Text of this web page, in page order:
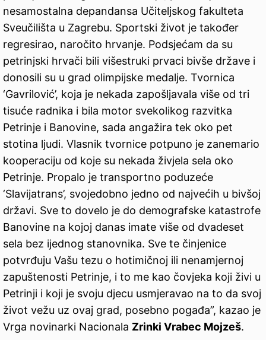
nesamostalna depandansa Učiteljskog fakulteta
Sveučilišta u Zagrebu. Sportski život je također
regresirao, naročito hrvanje. Podsjećam da su
petrinjski hrvači bili višestruki prvaci bivše države i
donosili su u grad olimpijske medalje. Tvornica
‘Gavrilović’, koja je nekada zapošljavala više od tri
tisuće radnika i bila motor svekolikog razvitka
Petrinje i Banovine, sada angažira tek oko pet
stotina ljudi. Vlasnik tvornice potpuno je zanemario
kooperaciju od koje su nekada živjela sela oko
Petrinje. Propalo je transportno poduzeće
‘Slavijatrans’, svojedobno jedno od najvećih u bivšoj
državi. Sve to dovelo je do demografske katastrofe
Banovine na kojoj danas imate više od dvadeset
sela bez ijednog stanovnika. Sve te činjenice
potvrđuju Vašu tezu o hotimičnoj ili nenamjernoj
zapuštenosti Petrinje, i to me kao čovjeka koji živi u
Petrinji i koji je svoju djecu usmjeravao na to da svoj
život vežu uz ovaj grad, posebno pogađa”, kazao je
Vrga novinarki Nacionala Zrinki Vrabec Mojzeš.